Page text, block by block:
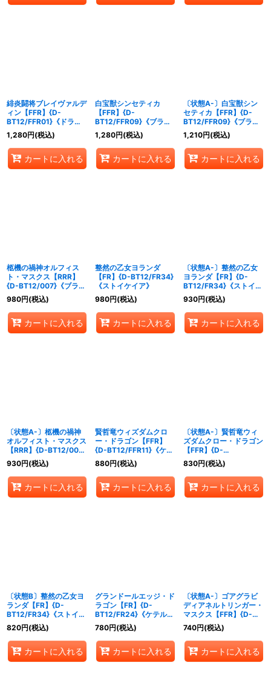
緋炎闘将ブレイヴァルデ
ィン【FFR】{D-
BT12/FFR01}《ドラゴ
ンエンパイア》
1,280円(税込)
カートに入れる
白宝獣シンセティカ
【FFR】{D-
BT12/FFR09}《ブラン
トゲート》
1,280円(税込)
カートに入れる
〔状態A-〕白宝獣シン
セティカ【FFR】{D-
BT12/FFR09}《ブラン
トゲート》
1,210円(税込)
カートに入れる
柩機の禍神オルフィス
ト・マスクス【RRR】
{D-BT12/007}《ブラン
トゲート》
980円(税込)
カートに入れる
整然の乙女ヨランダ
【FR】{D-BT12/FR34}
《ストイケイア》
980円(税込)
カートに入れる
〔状態A-〕整然の乙女
ヨランダ【FR】{D-
BT12/FR34}《ストイケ
イア》
930円(税込)
カートに入れる
〔状態A-〕柩機の禍神
オルフィスト・マスクス
【RRR】{D-BT12/007}
《ブラントゲート》
930円(税込)
カートに入れる
賢哲竜ウィズダムクロ
ー・ドラゴン【FFR】
{D-BT12/FFR11}《ケテ
ルサンクチュアリ》
880円(税込)
カートに入れる
〔状態A-〕賢哲竜ウィ
ズダムクロー・ドラゴン
【FFR】{D-
BT12/FFR11}《ケテルサ
ンクチュアリ》
830円(税込)
カートに入れる
〔状態B〕整然の乙女ヨ
ランダ【FR】{D-
BT12/FR34}《ストイケ
イア》
820円(税込)
カートに入れる
グランドールエッジ・ド
ラゴン【FR】{D-
BT12/FR24}《ケテルサ
ンクチュアリ》
780円(税込)
カートに入れる
〔状態A-〕ゴアグラビ
ディアネルトリンガー・
マスクス【FFR】{D-
BT12/FFR08}《ブラン
トゲート》
740円(税込)
カートに入れる